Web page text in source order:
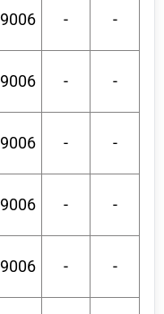
9006 - -
9006 - -
9006 - -
9006 - -
9006 - -